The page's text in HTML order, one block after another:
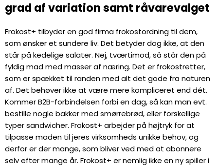
grad af variation samt råvarevalget
Frokost+ tilbyder en god firma frokostordning til dem,
som ønsker et sundere liv. Det betyder dog ikke, at den
står på kedelige salater. Nej, tværtimod, så står den på
fyldig mad med masser af næring. Det er frokostretter,
som er spækket til randen med alt det gode fra naturen
af. Det behøver ikke at være mere kompliceret end dét.
Kommer B2B-forbindelsen forbi en dag, så kan man evt.
bestille nogle bakker med smørrebrød, eller forskellige
typer sandwicher. Frokost+ arbejder på højtryk for at
tilpasse maden til jeres virksomheds unikke behov, og
derfor er der mange, som bliver ved med at abonnere
selv efter mange år. Frokost+ er nemlig ikke en ny spiller i